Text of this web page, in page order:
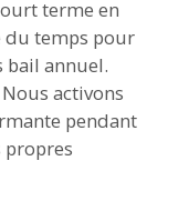
terme en
du temps pour
bail annuel.
Nous activons
pendant
propres